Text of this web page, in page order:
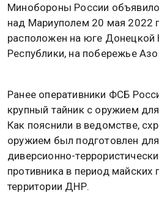
Минобороны России
над Мариуполем 20 мая 2022
расположен на юге Донецкой
Республики, на побережье
Ранее оперативники ФСБ
крупный тайник с оружием
Как пояснили в ведомстве,
оружием был подготовлен
диверсионно-
противника в период майских
территории ДНР.